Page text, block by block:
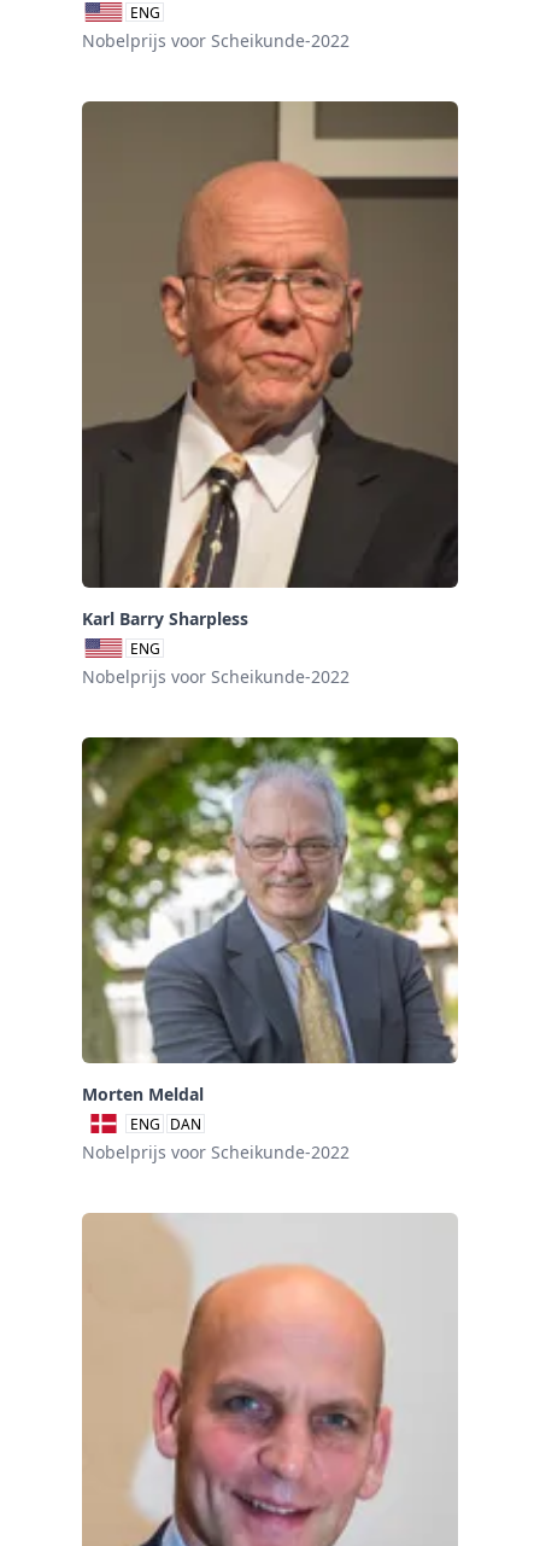
ENG
Nobelprijs voor Scheikunde-2022
Karl Barry Sharpless
ENG
Nobelprijs voor Scheikunde-2022
Morten Meldal
ENG DAN
Nobelprijs voor Scheikunde-2022